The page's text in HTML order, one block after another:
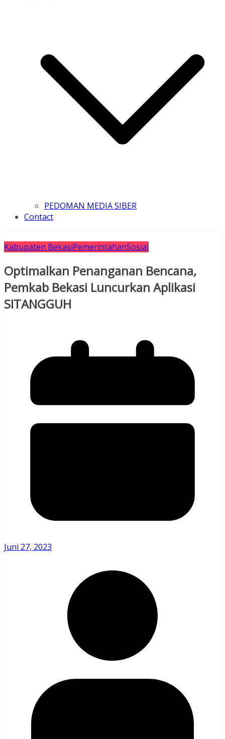
PEDOMAN MEDIA SIBER
Contact
Kabupaten BekasiPemerintahanSosial
Optimalkan Penanganan Bencana,
Pemkab Bekasi Luncurkan Aplikasi
SITANGGUH
Juni 27, 2023